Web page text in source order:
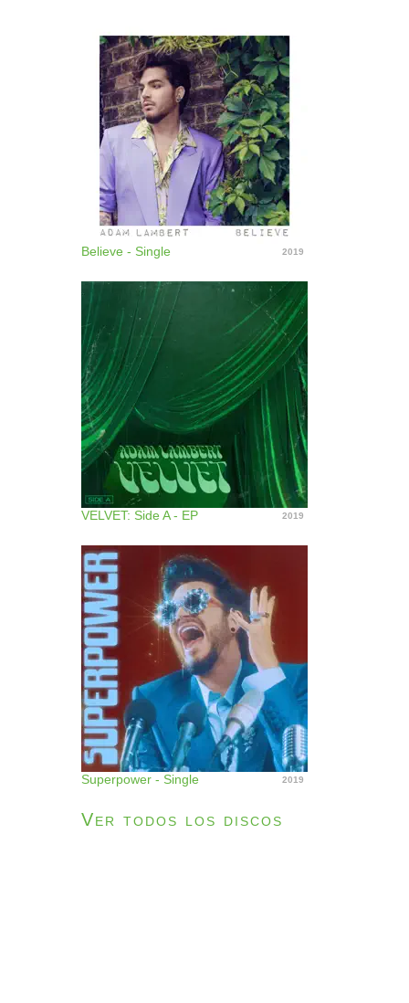
Believe - Single 2019
VELVET: Side A - EP 2019
Superpower - Single 2019
Ver todos los discos